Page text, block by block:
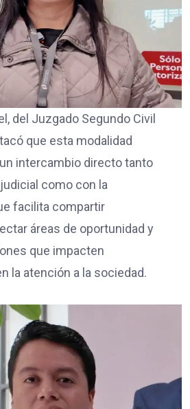
del Juzgado Segundo Civil
que esta modalidad
intercambio directo tanto
como con la
facilita compartir
áreas de oportunidad y
que impacten
la atención a la sociedad.